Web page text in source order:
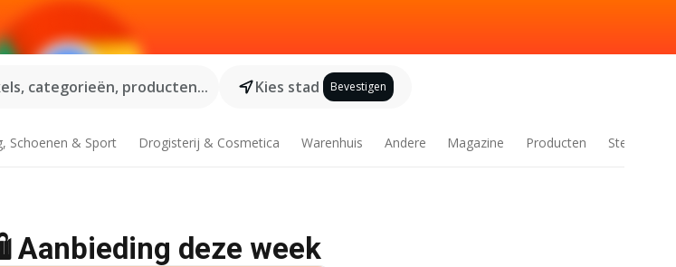
categorieën, producten...
Kies stad Bevestigen
Schoenen & Sport Drogisterij & Cosmetica Warenhuis Andere Magazine Producten Steden
deze week